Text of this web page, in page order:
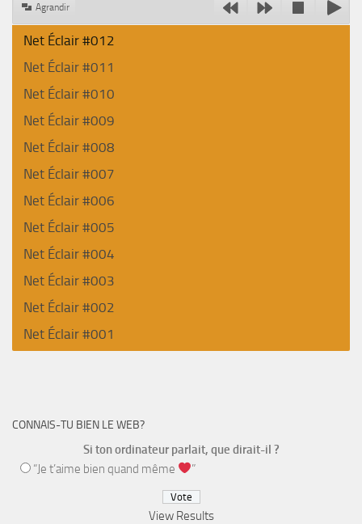
Agrandir
Net Éclair #012
Net Éclair #011
Net Éclair #010
Net Éclair #009
Net Éclair #008
Net Éclair #007
Net Éclair #006
Net Éclair #005
Net Éclair #004
Net Éclair #003
Net Éclair #002
Net Éclair #001
CONNAIS-TU BIEN LE WEB?
Si ton ordinateur parlait, que dirait-il ?
“Je t’aime bien quand même
”
View Results